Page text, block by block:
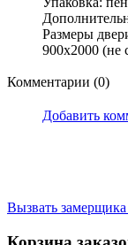
Размеры
900x2000 (не
Комментарии (0)
Добавить
Вызвать замерщика